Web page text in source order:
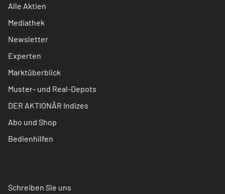
Alle Aktien
Mediathek
Newsletter
Experten
Marktüberblick
Muster- und Real-Depots
DER AKTIONÄR Indizes
Abo und Shop
Bedienhilfen
Schreiben Sie uns